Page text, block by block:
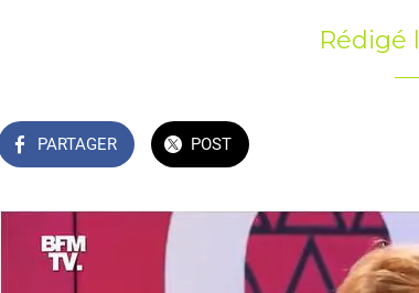
Rédigé
PARTAGER POST